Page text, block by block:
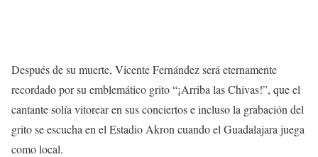
Después de su muerte, Vicente Fernández será eternamente
recordado por su emblemático grito “¡Arriba las Chivas!”, que el
cantante solía vitorear en sus conciertos e incluso la grabación del
grito se escucha en el Estadio Akron cuando el Guadalajara juega
como local.